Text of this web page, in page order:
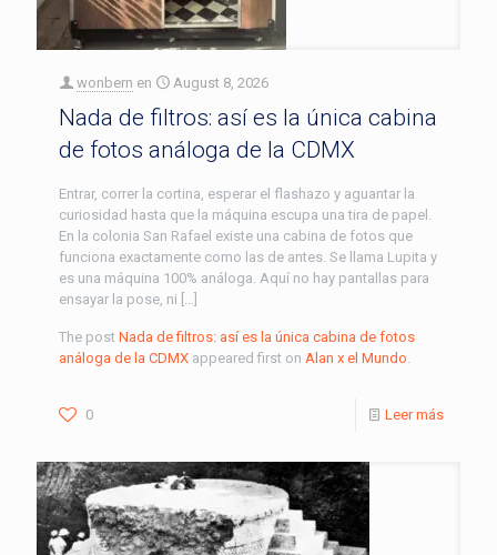
wonbern en August 8, 2026
Nada de filtros: así es la única cabina
de fotos análoga de la CDMX
Entrar, correr la cortina, esperar el flashazo y aguantar la
curiosidad hasta que la máquina escupa una tira de papel.
En la colonia San Rafael existe una cabina de fotos que
funciona exactamente como las de antes. Se llama Lupita y
es una máquina 100% análoga. Aquí no hay pantallas para
ensayar la pose, ni […]
The post Nada de filtros: así es la única cabina de fotos
análoga de la CDMX appeared first on Alan x el Mundo.
0 Leer más